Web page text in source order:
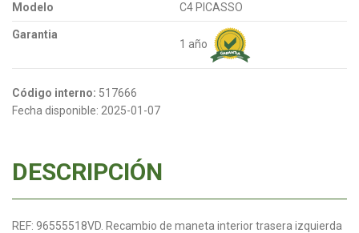
Modelo C4 PICASSO
Garantia
1 año
Código interno: 517666
Fecha disponible: 2025-01-07
DESCRIPCIÓN
REF: 96555518VD. Recambio de maneta interior trasera izquierda